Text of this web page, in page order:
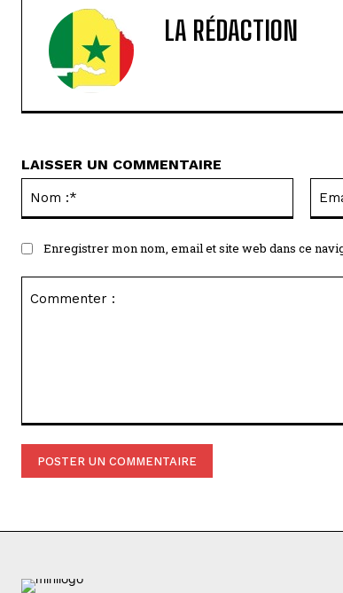
LA RÉDACTION
LAISSER UN COMMENTAIRE
Enregistrer mon nom, email et site web dans ce